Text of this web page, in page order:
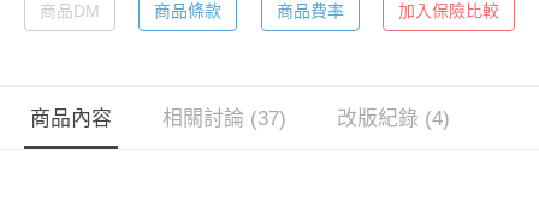
商品DM 商品條款 商品費率 加入保險比較
商品內容 相關討論 (37) 改版紀錄 (4)